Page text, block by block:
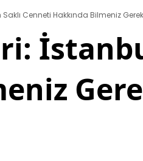
Cenneti Hakkında Bilmeniz